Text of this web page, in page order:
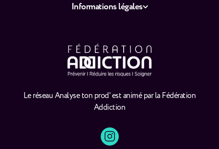
Le réseau Analyse ton prod' est animé par la Fédération
Addiction
Informations légales